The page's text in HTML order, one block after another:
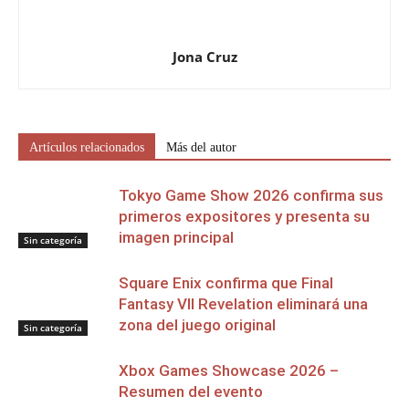
Jona Cruz
Artículos relacionados Más del autor
Sin categoría
Tokyo Game Show 2026 confirma sus
primeros expositores y presenta su
imagen principal
Sin categoría
Square Enix confirma que Final
Fantasy VII Revelation eliminará una
zona del juego original
Xbox Games Showcase 2026 –
Resumen del evento